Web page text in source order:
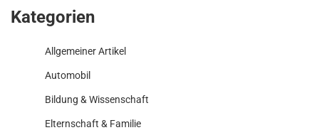
Kategorien
Allgemeiner Artikel
Automobil
Bildung & Wissenschaft
Elternschaft & Familie